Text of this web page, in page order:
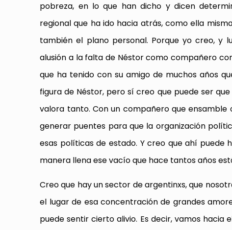
pobreza, en lo que han dicho y dicen
regional que ha ido hacia atrás, como ella
también el plano personal. Porque yo creo, y
alusión a la falta de Néstor como compañero
que ha tenido con su amigo de muchos años
figura de Néstor, pero sí creo que puede ser
valora tanto. Con un compañero que
generar puentes para que la organización
esas políticas de estado. Y creo que ahí
manera llena ese vacío que hace tantos años
Creo que hay un sector de argentinxs, que
el lugar de esa concentración de grandes
puede sentir cierto alivio. Es decir, vamos